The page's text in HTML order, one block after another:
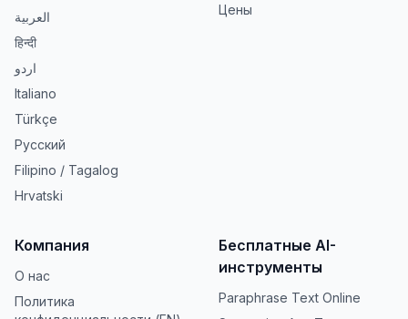
العربية
हिन्दी
اردو
Italiano
Türkçe
Русский
Filipino / Tagalog
Hrvatski
Цены
Компания
О нас
Политика
Бесплатные AI-
инструменты
Paraphrase Text Online